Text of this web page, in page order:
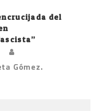
del
Gómez.